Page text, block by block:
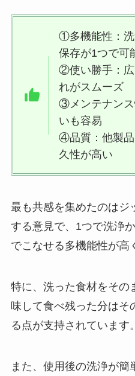
ユニ
了？
由は？
こで
ニな
メー
るの
①多機能性：洗
保存が1つで可
②使い勝手：広
れがスムーズ
③メンテナン
いも容易
④品質：他製
久性が高い
最も共感を集めたのはジ
する意見で、1つで洗浄
でこなせる多機能性が高
特に、洗った食材をその
味して食べ残った分はそ
る点が支持されています。
また、使用後の洗浄が簡